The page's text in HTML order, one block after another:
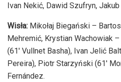
Ivan Nekić, Dawid Szufryn,
Wisła: Mikołaj Biegański –
Mehremić, Krystian Wachowiak
(61′ Vullnet Basha), Ivan Jelić
Pereira), Piotr Starzyński (61′
Fernández.